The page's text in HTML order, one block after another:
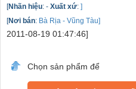
[Nhãn hiệu: - Xuất xứ: ]
[Nơi bán: Bà Rịa - Vũng Tàu]
2011-08-19 01:47:46]
Chọn sản phẩm để